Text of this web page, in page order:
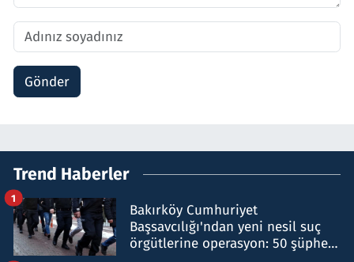
Gönder
Trend Haberler
Bakırköy Cumhuriyet
Başsavcılığı'ndan yeni nesil suç
örgütlerine operasyon: 50 şüpheli
1